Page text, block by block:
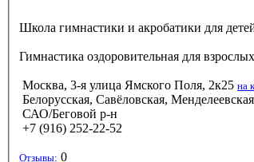
Школа гимнастики и акробатики для
Гимнастика оздоровительная для взрослых
Москва, 3-я улица Ямского Поля, 2к25 на
Белорусская, Савёловская,
САО/Беговой р-н
+7 (916) 252-22-52
Отзывы: 0